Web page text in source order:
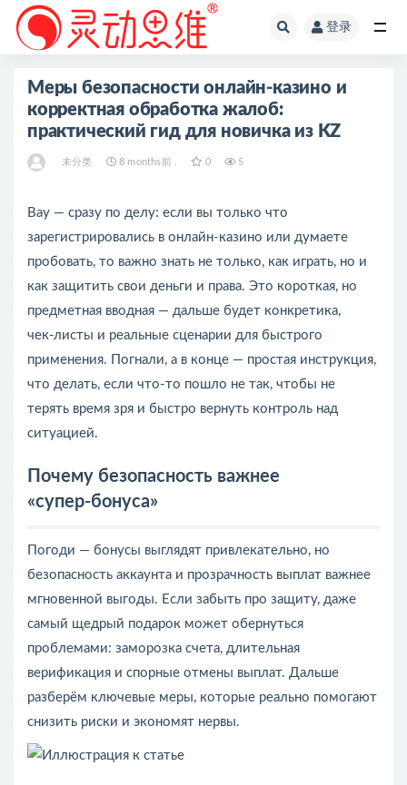
登录
Меры безопасности онлайн‑казино и
корректная обработка жалоб:
практический гид для новичка из KZ
未分类 8 months前 . 0 5
Вау — сразу по делу: если вы только что
зарегистрировались в онлайн‑казино или думаете
пробовать, то важно знать не только, как играть, но и
как защитить свои деньги и права. Это короткая, но
предметная вводная — дальше будет конкретика,
чек‑листы и реальные сценарии для быстрого
применения. Погнали, а в конце — простая инструкция,
что делать, если что‑то пошло не так, чтобы не
терять время зря и быстро вернуть контроль над
ситуацией.
Почему безопасность важнее
«супер‑бонуса»
Погоди — бонусы выглядят привлекательно, но
безопасность аккаунта и прозрачность выплат важнее
мгновенной выгоды. Если забыть про защиту, даже
самый щедрый подарок может обернуться
проблемами: заморозка счета, длительная
верификация и спорные отмены выплат. Дальше
разберём ключевые меры, которые реально помогают
снизить риски и экономят нервы.
全部